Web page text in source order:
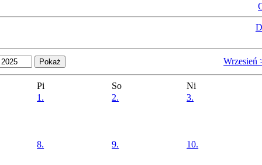
Wrzesień
Pi So
Ni
1.
2. 3.
8. 9. 10.